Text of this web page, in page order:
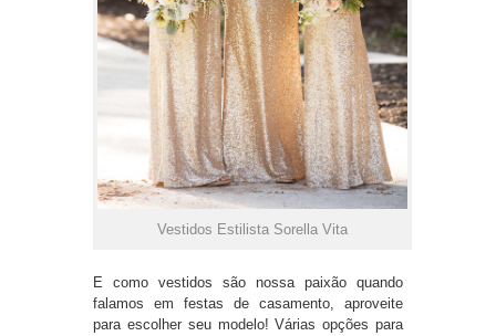
Vestidos Estilista Sorella Vita
E como vestidos são nossa paixão quando
falamos em festas de casamento, aproveite
para escolher seu modelo! Várias opções para